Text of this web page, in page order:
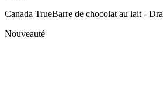
Canada TrueBarre de chocolat au lait -
Nouveauté